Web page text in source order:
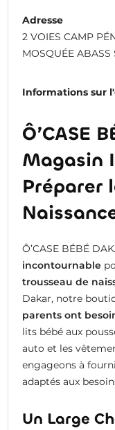
Adresse
2 VOIES CAMP
MOSQUÉE
Informations sur
Ô’CASE
Magasin
Préparer
Ô’CASE BÉBÉ
incontournable
trousseau de
Dakar, notre
parents ont
lits bébé aux
auto et les
engageons à
adaptés aux
Un Large